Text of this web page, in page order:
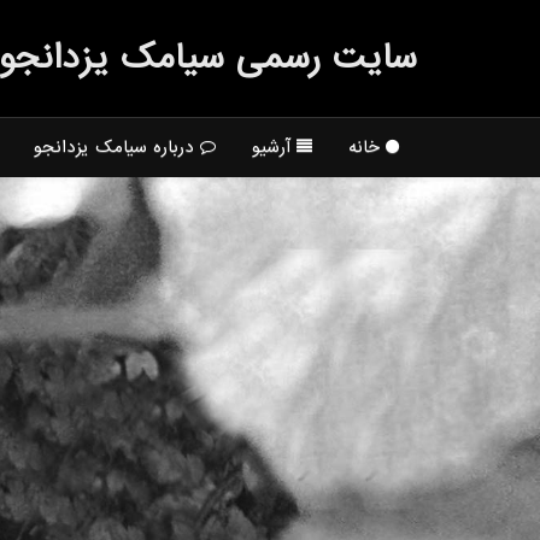
سایت رسمی سیامك یزدانجو
خانه آرشیو درباره سیامک یزدانجو